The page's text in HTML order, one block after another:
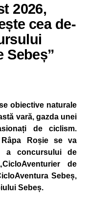
2026,
cea de-
Sebeș”
obiective naturale
vară, gazda unei
de ciclism.
Roșie se va
a concursului de
de
Sebeș,
Sebeș.